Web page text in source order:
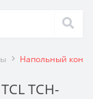
Напольный
TCH-